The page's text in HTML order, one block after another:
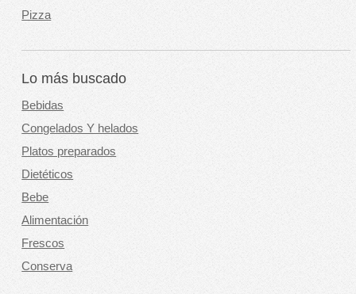
Pizza
Lo más buscado
Bebidas
Congelados Y helados
Platos preparados
Dietéticos
Bebe
Alimentación
Frescos
Conserva